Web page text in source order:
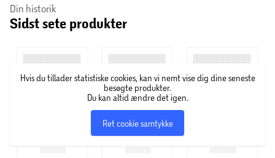
Din historik
Sidst sete produkter
Hvis du tillader statistiske cookies, kan vi nemt vise dig dine seneste
besøgte produkter.
Du kan altid ændre det igen.
Ret cookie samtykke